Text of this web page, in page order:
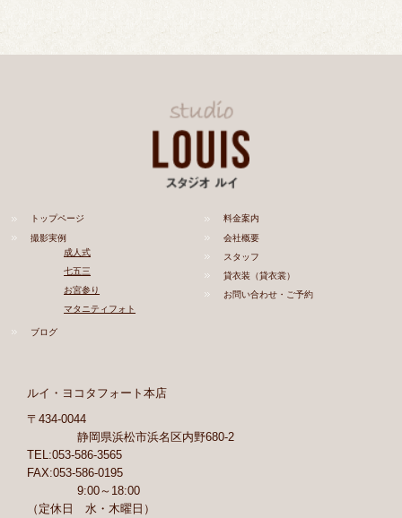
トップページ
撮影実例
成人式
七五三
お宮参り
マタニティフォト
ブログ
料金案内
会社概要
スタッフ
貸衣装（貸衣裳）
お問い合わせ・ご予約
ルイ・ヨコタフォート本店
〒434-0044
静岡県浜松市浜名区内野680-2
TEL:053-586-3565
FAX:053-586-0195
9:00～18:00
（定休日 水・木曜日）